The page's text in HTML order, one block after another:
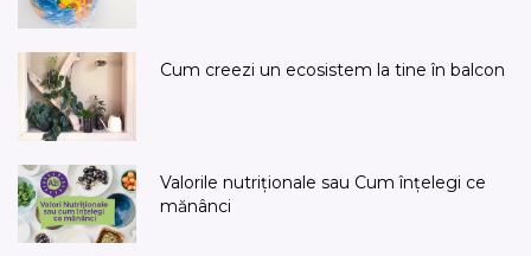
Cum creezi un ecosistem la tine în balcon
Valorile nutriționale sau Cum înțelegi ce
mănânci